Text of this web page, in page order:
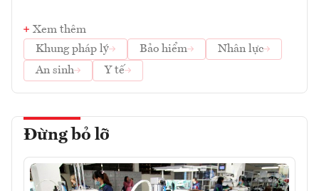
Xem thêm
Khung pháp lý
Bảo hiểm
Nhân lực
An sinh
Y tế
Đừng bỏ lỡ